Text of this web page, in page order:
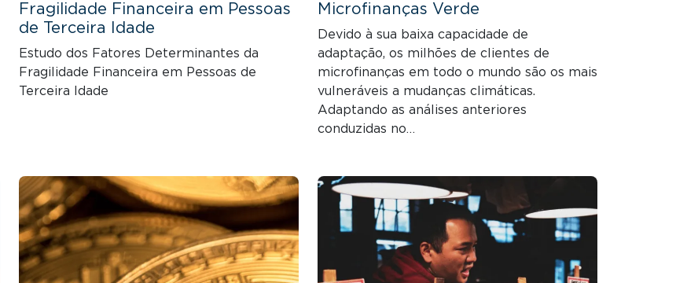
Fragilidade Financeira em Pessoas
de Terceira Idade
Estudo dos Fatores Determinantes da
Fragilidade Financeira em Pessoas de
Terceira Idade
Microfinanças Verde
Devido à sua baixa capacidade de
adaptação, os milhões de clientes de
microfinanças em todo o mundo são os mais
vulneráveis ​​a mudanças climáticas.
Adaptando as análises anteriores
conduzidas no…